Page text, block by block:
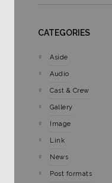
CATEGORIES
Aside
Audio
Cast & Crew
Gallery
Image
Link
News
Post formats